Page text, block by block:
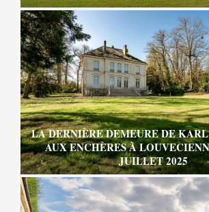
LA DERNIÈRE DEMEURE DE
AUX ENCHÈRES À
JUILLET 2025